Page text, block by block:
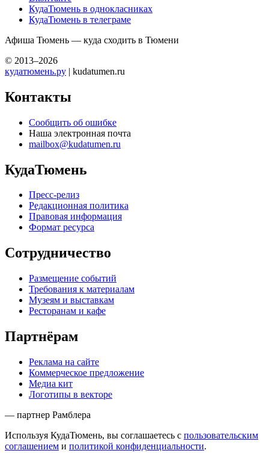
КудаТюмень в однокласниках
КудаТюмень в телеграме
Афиша Тюмень — куда сходить в Тюмени
© 2013–2026
кудатюмень.ру | kudatumen.ru
Контакты
Сообщить об ошибке
Наша электронная почта
mailbox@kudatumen.ru
КудаТюмень
Пресс-релиз
Редакционная политика
Правовая информация
Формат ресурса
Сотрудничество
Размещение событий
Требования к материалам
Музеям и выставкам
Ресторанам и кафе
Партнёрам
Реклама на сайте
Коммерческое предложение
Медиа кит
Логотипы в векторе
— партнер Рамблера
Используя КудаТюмень, вы соглашаетесь с пользовательским
соглашением и политикой конфиденциальности.